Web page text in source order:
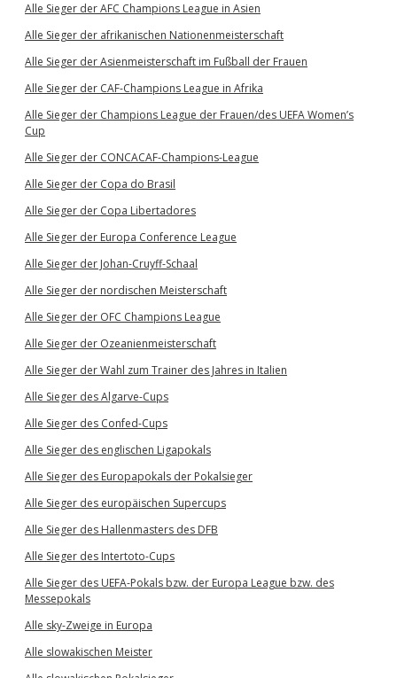
Alle Sieger der AFC Champions League in Asien
Alle Sieger der afrikanischen Nationenmeisterschaft
Alle Sieger der Asienmeisterschaft im Fußball der Frauen
Alle Sieger der CAF-Champions League in Afrika
Alle Sieger der Champions League der Frauen/des UEFA Women’s
Cup
Alle Sieger der CONCACAF-Champions-League
Alle Sieger der Copa do Brasil
Alle Sieger der Copa Libertadores
Alle Sieger der Europa Conference League
Alle Sieger der Johan-Cruyff-Schaal
Alle Sieger der nordischen Meisterschaft
Alle Sieger der OFC Champions League
Alle Sieger der Ozeanienmeisterschaft
Alle Sieger der Wahl zum Trainer des Jahres in Italien
Alle Sieger des Algarve-Cups
Alle Sieger des Confed-Cups
Alle Sieger des englischen Ligapokals
Alle Sieger des Europapokals der Pokalsieger
Alle Sieger des europäischen Supercups
Alle Sieger des Hallenmasters des DFB
Alle Sieger des Intertoto-Cups
Alle Sieger des UEFA-Pokals bzw. der Europa League bzw. des
Messepokals
Alle sky-Zweige in Europa
Alle slowakischen Meister